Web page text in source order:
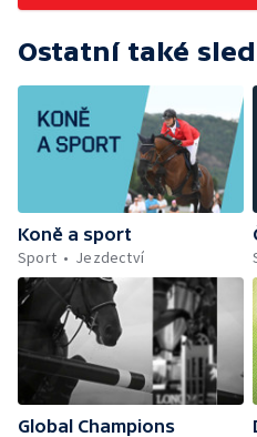
Ostatní také
Koně a sport
Sport
Jezdectví
Global Champions